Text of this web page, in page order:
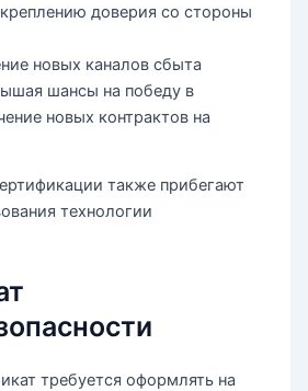
доверия со стороны
новых каналов сбыта
шансы на победу в
новых контрактов на
также прибегают
технологии
требуется оформлять на